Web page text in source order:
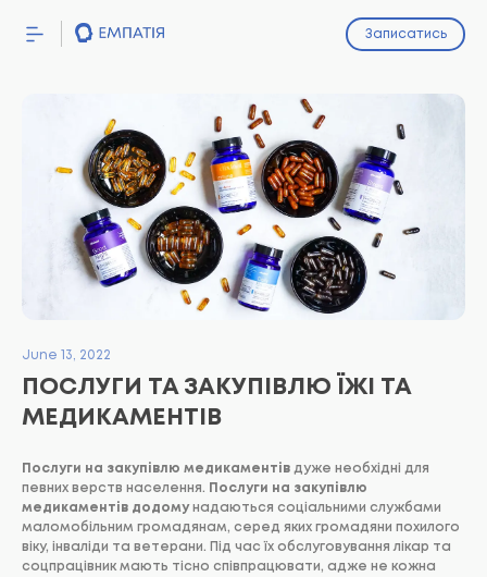
Записатись
June 13, 2022
ПОСЛУГИ ТА ЗАКУПІВЛЮ ЇЖІ ТА
МЕДИКАМЕНТІВ
Послуги на закупівлю медикаментів дуже необхідні для
певних верств населення.
Послуги на закупівлю
медикаментів додомунадаються соціальними службами
маломобільним громадянам, серед яких громадяни похилого
віку, інваліди та ветерани. Під час їх обслуговування лікар та
соцпрацівник мають тісно співпрацювати, адже не кожна